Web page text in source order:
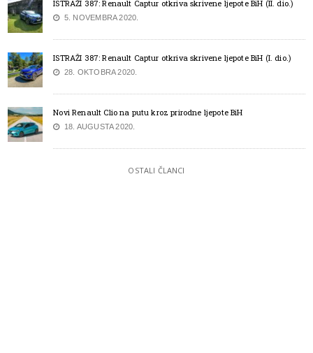
ISTRAŽI 387: Renault Captur otkriva skrivene ljepote BiH (II. dio.)
5. NOVEMBRA 2020.
ISTRAŽI 387: Renault Captur otkriva skrivene ljepote BiH (I. dio.)
28. OKTOBRA 2020.
Novi Renault Clio na putu kroz prirodne ljepote BiH
18. AUGUSTA 2020.
OSTALI ČLANCI